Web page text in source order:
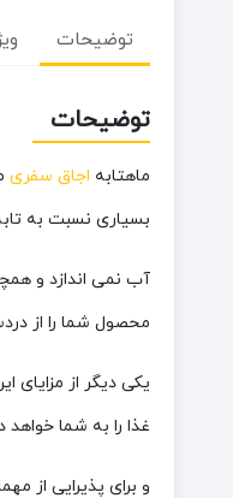
توضیحات
توضیحات
ماهتابه اجاق سفری
بسیاری نسبت به
آب نمی اندازد و
محصول شما را از
غذا را به شما خواهد